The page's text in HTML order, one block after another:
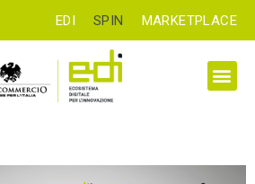
EDI SPIN MARKETPLACE